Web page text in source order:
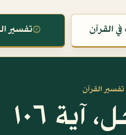
القرآن ۞تفسير
القرآن
١٠٦